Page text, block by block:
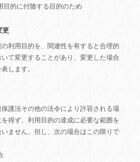
目的に付随する目的のため
更
利用目的を、関連性を有すると合理的
て変更することがあり、変更した場合
します。
護法その他の法令により許容される場
得ず、利用目的の達成に必要な範囲を
ません。但し、次の場合はこの限りで